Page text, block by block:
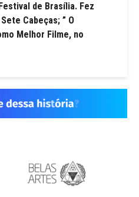
de Brasília. Fez
Cabeças; ” O
Melhor Filme, no